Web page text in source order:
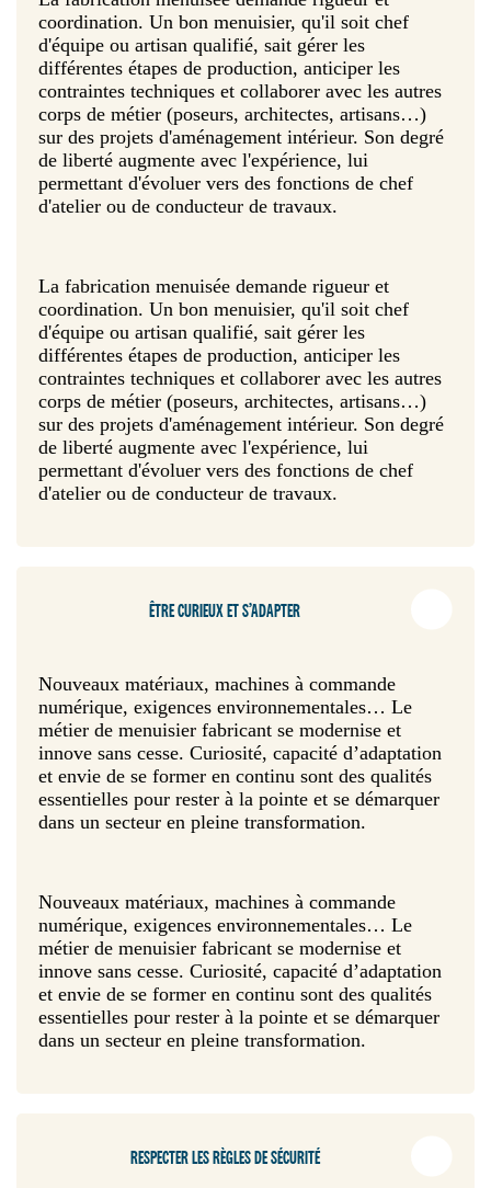
coordination. Un bon menuisier, qu'il soit chef
d'équipe ou artisan qualifié, sait gérer les
différentes étapes de production, anticiper les
contraintes techniques et collaborer avec les autres
corps de métier (poseurs, architectes, artisans…)
sur des projets d'aménagement intérieur. Son degré
de liberté augmente avec l'expérience, lui
permettant d'évoluer vers des fonctions de chef
d'atelier ou de conducteur de travaux.
La fabrication menuisée demande rigueur et
coordination. Un bon menuisier, qu'il soit chef
d'équipe ou artisan qualifié, sait gérer les
différentes étapes de production, anticiper les
contraintes techniques et collaborer avec les autres
corps de métier (poseurs, architectes, artisans…)
sur des projets d'aménagement intérieur. Son degré
de liberté augmente avec l'expérience, lui
permettant d'évoluer vers des fonctions de chef
d'atelier ou de conducteur de travaux.
ÊTRE CURIEUX ET S’ADAPTER
Nouveaux matériaux, machines à commande
numérique, exigences environnementales… Le
métier de menuisier fabricant se modernise et
innove sans cesse. Curiosité, capacité d’adaptation
et envie de se former en continu sont des qualités
essentielles pour rester à la pointe et se démarquer
dans un secteur en pleine transformation.
Nouveaux matériaux, machines à commande
numérique, exigences environnementales… Le
métier de menuisier fabricant se modernise et
innove sans cesse. Curiosité, capacité d’adaptation
et envie de se former en continu sont des qualités
essentielles pour rester à la pointe et se démarquer
dans un secteur en pleine transformation.
RESPECTER LES RÈGLES DE SÉCURITÉ